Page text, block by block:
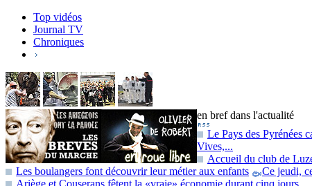
Top vidéos
Journal TV
Chroniques
en bref dans l'actualité
Le Pays des Pyrénées
Vives,...
Accueil du club de
Les boulangers font découvrir leur métier aux enfants
Ce jeudi,
Ariège et Couserans fêtent la «vraie» économie durant cinq jours